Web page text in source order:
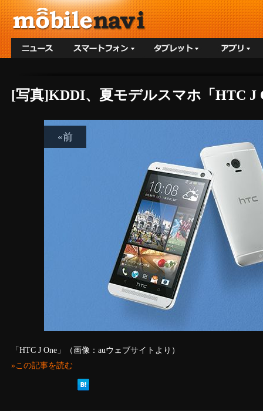
[写真]KDDI、夏モデルスマホ「HTC J
«前
「HTC J One」（画像：auウェブサイトより）
»この記事を読む